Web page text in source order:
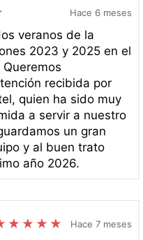
Hace 6 meses
veranos de la
2023 y 2025 en el
recibida por
quien ha sido muy
a servir a nuestro
un gran
y al buen trato
año 2026.
Hace 7 meses